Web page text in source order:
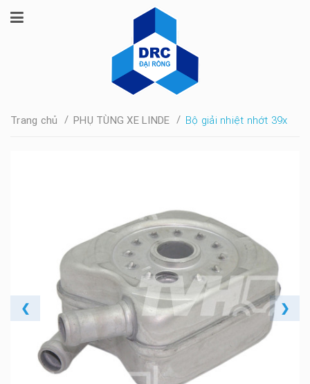
Trang chủ / PHỤ TÙNG XE LINDE / Bộ giải nhiệt nhớt 39x
❮ ❯